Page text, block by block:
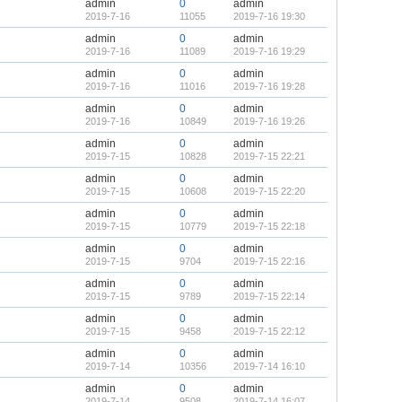
admin
2019-7-16
0
11055
admin
2019-7-16 19:30
admin
2019-7-16
0
11089
admin
2019-7-16 19:29
admin
2019-7-16
0
11016
admin
2019-7-16 19:28
admin
2019-7-16
0
10849
admin
2019-7-16 19:26
admin
2019-7-15
0
10828
admin
2019-7-15 22:21
admin
2019-7-15
0
10608
admin
2019-7-15 22:20
admin
2019-7-15
0
10779
admin
2019-7-15 22:18
admin
2019-7-15
0
9704
admin
2019-7-15 22:16
admin
2019-7-15
0
9789
admin
2019-7-15 22:14
admin
2019-7-15
0
9458
admin
2019-7-15 22:12
admin
2019-7-14
0
10356
admin
2019-7-14 16:10
admin 0 admin